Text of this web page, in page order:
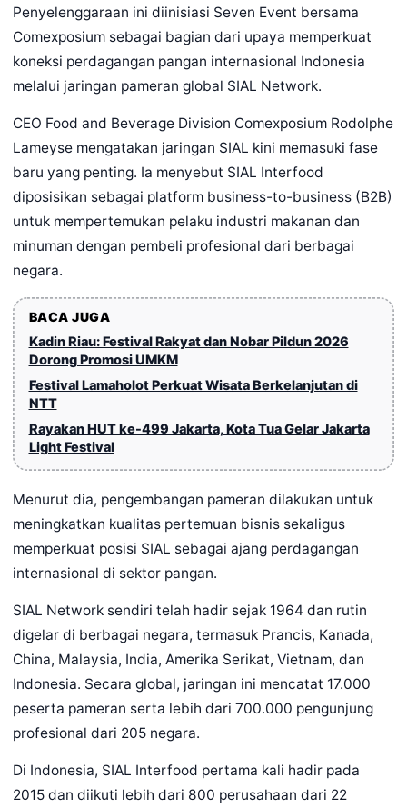
Penyelenggaraan ini diinisiasi Seven Event bersama
Comexposium sebagai bagian dari upaya memperkuat
koneksi perdagangan pangan internasional Indonesia
melalui jaringan pameran global SIAL Network.
CEO Food and Beverage Division Comexposium Rodolphe
Lameyse mengatakan jaringan SIAL kini memasuki fase
baru yang penting. Ia menyebut SIAL Interfood
diposisikan sebagai platform business-to-business (B2B)
untuk mempertemukan pelaku industri makanan dan
minuman dengan pembeli profesional dari berbagai
negara.
BACA JUGA
Kadin Riau: Festival Rakyat dan Nobar Pildun 2026
Dorong Promosi UMKM
Festival Lamaholot Perkuat Wisata Berkelanjutan di
NTT
Rayakan HUT ke-499 Jakarta, Kota Tua Gelar Jakarta
Light Festival
Menurut dia, pengembangan pameran dilakukan untuk
meningkatkan kualitas pertemuan bisnis sekaligus
memperkuat posisi SIAL sebagai ajang perdagangan
internasional di sektor pangan.
SIAL Network sendiri telah hadir sejak 1964 dan rutin
digelar di berbagai negara, termasuk Prancis, Kanada,
China, Malaysia, India, Amerika Serikat, Vietnam, dan
Indonesia. Secara global, jaringan ini mencatat 17.000
peserta pameran serta lebih dari 700.000 pengunjung
profesional dari 205 negara.
Di Indonesia, SIAL Interfood pertama kali hadir pada
2015 dan diikuti lebih dari 800 perusahaan dari 22